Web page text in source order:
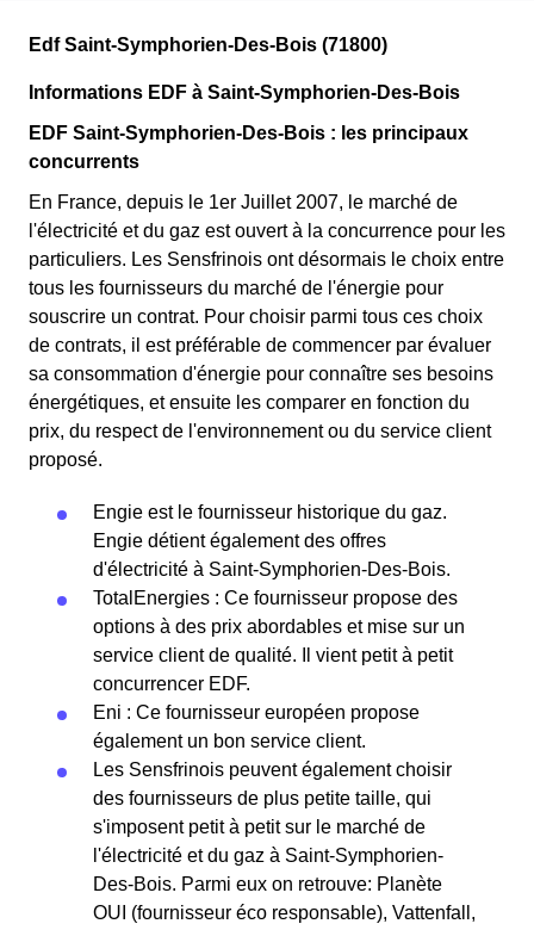
Edf Saint-Symphorien-Des-Bois (71800)
Informations EDF à Saint-Symphorien-Des-Bois
EDF Saint-Symphorien-Des-Bois : les principaux
concurrents
En France, depuis le 1er Juillet 2007, le marché de
l'électricité et du gaz est ouvert à la concurrence pour les
particuliers. Les Sensfrinois ont désormais le choix entre
tous les fournisseurs du marché de l'énergie pour
souscrire un contrat. Pour choisir parmi tous ces choix
de contrats, il est préférable de commencer par évaluer
sa consommation d'énergie pour connaître ses besoins
énergétiques, et ensuite les comparer en fonction du
prix, du respect de l'environnement ou du service client
proposé.
Engie est le fournisseur historique du gaz.
Engie détient également des offres
d'électricité à Saint-Symphorien-Des-Bois.
TotalEnergies : Ce fournisseur propose des
options à des prix abordables et mise sur un
service client de qualité. Il vient petit à petit
concurrencer EDF.
Eni : Ce fournisseur européen propose
également un bon service client.
Les Sensfrinois peuvent également choisir
des fournisseurs de plus petite taille, qui
s'imposent petit à petit sur le marché de
l'électricité et du gaz à Saint-Symphorien-
Des-Bois. Parmi eux on retrouve: Planète
OUI (fournisseur éco responsable), Vattenfall,